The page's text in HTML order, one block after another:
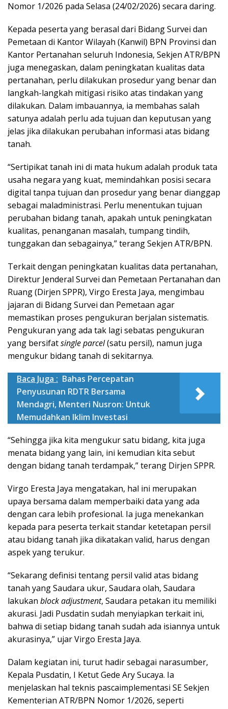
Nomor 1/2026 pada Selasa (24/02/2026) secara daring.
Kepada peserta yang berasal dari Bidang Survei dan
Pemetaan di Kantor Wilayah (Kanwil) BPN Provinsi dan
Kantor Pertanahan seluruh Indonesia, Sekjen ATR/BPN
juga menegaskan, dalam peningkatan kualitas data
pertanahan, perlu dilakukan prosedur yang benar dan
langkah-langkah mitigasi risiko atas tindakan yang
dilakukan. Dalam imbauannya, ia membahas salah
satunya adalah perlu ada tujuan dan keputusan yang
jelas jika dilakukan perubahan informasi atas bidang
tanah.
“Sertipikat tanah ini di mata hukum adalah produk tata
usaha negara yang kuat, memindahkan posisi secara
digital tanpa tujuan dan prosedur yang benar dianggap
sebagai maladministrasi. Perlu menentukan tujuan
perubahan bidang tanah, apakah untuk peningkatan
kualitas, penanganan masalah, tumpang tindih,
tunggakan dan sebagainya,” terang Sekjen ATR/BPN.
Terkait dengan peningkatan kualitas data pertanahan,
Direktur Jenderal Survei dan Pemetaan Pertanahan dan
Ruang (Dirjen SPPR), Virgo Eresta Jaya, mengimbau
jajaran di Bidang Survei dan Pemetaan agar
memastikan proses pengukuran berjalan sistematis.
Pengukuran yang ada tak lagi sebatas pengukuran
yang bersifatsingle parcel(satu persil), namun juga
mengukur bidang tanah di sekitarnya.
Baca Juga : Bahas Percepatan
Penyusunan RDTR Bersama
Mendagri, Menteri Nusron: Untuk
Memudahkan Iklim Investasi
“Sehingga jika kita mengukur satu bidang, kita juga
menata bidang yang lain, ini kemudian kita sebut
dengan bidang tanah terdampak,” terang Dirjen SPPR.
Virgo Eresta Jaya mengatakan, hal ini merupakan
upaya bersama dalam memperbaiki data yang ada
dengan cara lebih profesional. Ia juga menekankan
kepada para peserta terkait standar ketetapan persil
atau bidang tanah jika dikatakan valid, harus dengan
aspek yang terukur.
“Sekarang definisi tentang persil valid atas bidang
tanah yang Saudara ukur, Saudara olah, Saudara
lakukan block adjustment, Saudara petakan itu memiliki
akurasi. Jadi Pusdatin sudah menyiapkan terkait ini,
bahwa di setiap bidang tanah sudah ada isiannya untuk
akurasinya,” ujar Virgo Eresta Jaya.
Dalam kegiatan ini, turut hadir sebagai narasumber,
Kepala Pusdatin, I Ketut Gede Ary Sucaya. Ia
menjelaskan hal teknis pascaimplementasi SE Sekjen
Kementerian ATR/BPN Nomor 1/2026, seperti